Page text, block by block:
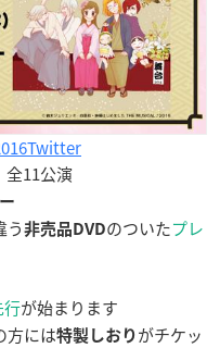
全11公演
う 非売品DVDのついたプレ
行が始まります
方には特製しおり がチケッ